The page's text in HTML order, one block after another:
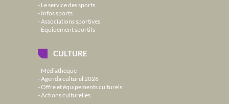
Le service des sports
Infos sports
Associations sportives
Équipement sportifs
CULTURE
Médiathèque
Agenda culturel 2026
Offre et équipements culturels
Actions culturelles